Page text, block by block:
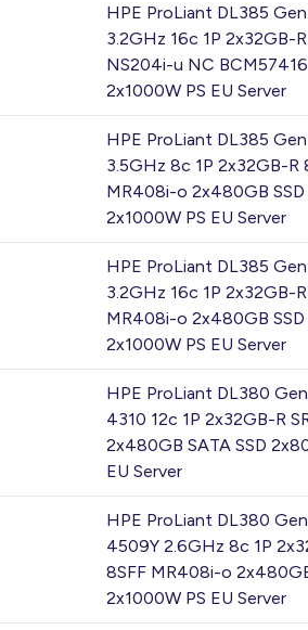
HPE ProLiant DL385
3.2GHz 16c 1P 2x32GB-
NS204i-u NC BCM57416
2x1000W PS EU Server
HPE ProLiant DL385
3.5GHz 8c 1P 2x32GB-R
MR408i-o 2x480GB SSD
2x1000W PS EU Server
HPE ProLiant DL385
3.2GHz 16c 1P 2x32GB-
MR408i-o 2x480GB SSD
2x1000W PS EU Server
HPE ProLiant DL380
4310 12c 1P 2x32GB-R
2x480GB SATA SSD
EU Server
HPE ProLiant DL380
4509Y 2.6GHz 8c 1P
8SFF MR408i-o
2x1000W PS EU Server